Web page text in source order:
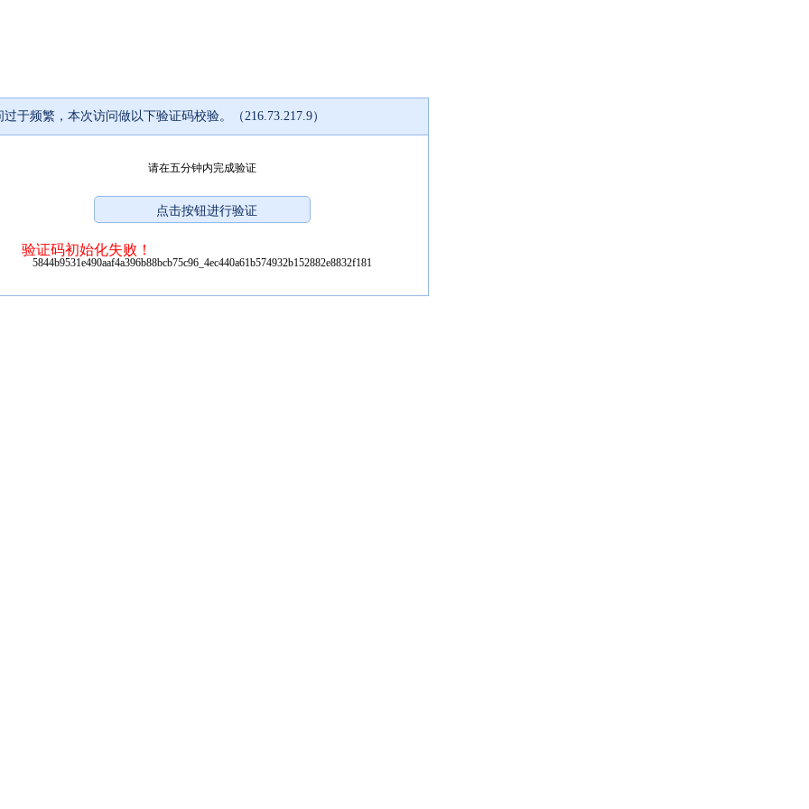
过于频繁，本次访问做以下验证码校验。（216.73.217.9）
请在五分钟内完成验证
验证码初始化失败！
5844b9531e490aaf4a396b88bcb75c96_4ec440a61b574932b152882e8832f181